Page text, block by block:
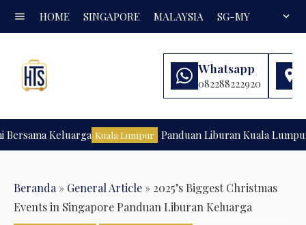
menu HOME SINGAPORE MALAYSIA SG-MY FAQexpand_more
Whatsapp
082288222920
Keluarga Kuala Lumpur Panduan Liburan Kuala Lumpur
Beranda » General Article » 2025’s Biggest Christmas
Events in Singapore Panduan Liburan Keluarga